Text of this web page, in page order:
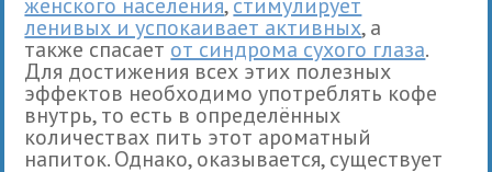
ленивых и успокаивает активных, а
также спасает от синдрома сухого глаза.
Для достижения всех этих полезных
эффектов необходимо употреблять кофе
внутрь, то есть в определённых
количествах пить этот ароматный
напиток. Однако, оказывается, существует